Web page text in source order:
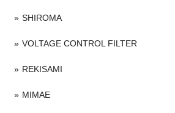
SHIROMA
VOLTAGE CONTROL FILTER
REKISAMI
MIMAE